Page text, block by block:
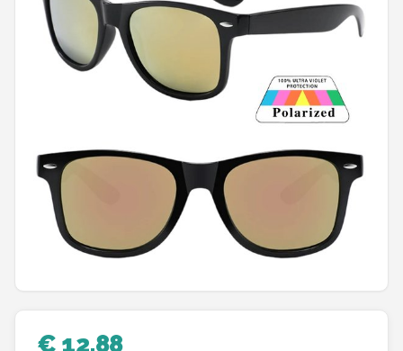
KIMU
Kingseven
Fako Fashion®
Guess
Fako Sunglasses®
€ 12,88